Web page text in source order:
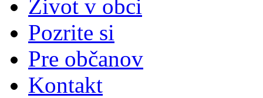
Život v obci
Pozrite si
Pre občanov
Kontakt